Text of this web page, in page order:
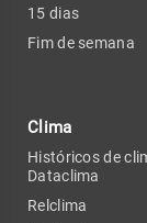
15 dias
Fim de semana
Clima
Históricos de
Dataclima
Relclima